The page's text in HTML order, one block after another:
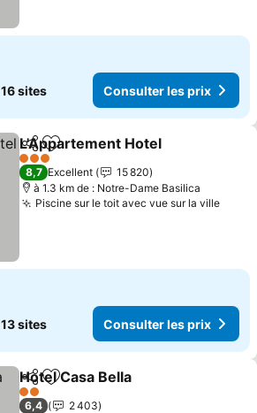
16 sites Consulter les prix
PartagerAjouter à mes favoris
L'Appartement Hotel
3 Étoiles
8,7 Excellent
15 820
à 1.3 km de : Notre-Dame Basilica
Piscine sur le toit avec vue sur la ville
13 sites Consulter les prix
PartagerAjouter à mes favoris
Hotel Casa Bella
2 Étoiles
6,4
2 403